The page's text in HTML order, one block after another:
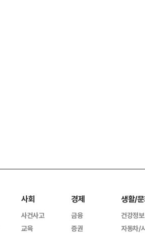
사회
사건사고
교육
경제
금융
증권
생활/
건강정보
자동차/